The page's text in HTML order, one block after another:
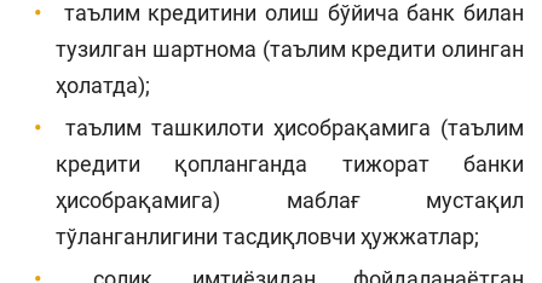
таълим кредитини олиш бўйича банк билан
тузилган шартнома (таълим кредити олинган
ҳолатда);
таълим ташкилоти ҳисобрақамига (таълим
кредити қопланганда тижорат банки
ҳисобрақамига) маблағ мустақил
тўланганлигини тасдиқловчи ҳужжатлар;